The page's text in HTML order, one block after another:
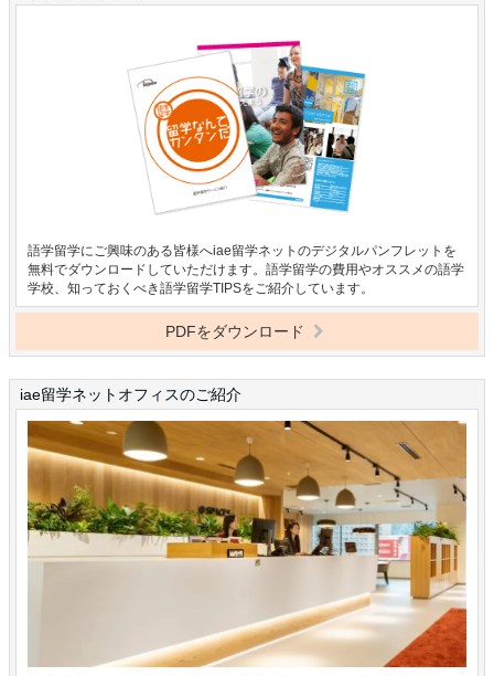
語学留学にご興味のある皆様へiae留学ネットのデジタルパンフレットを
無料でダウンロードしていただけます。語学留学の費用やオススメの語学
学校、知っておくべき語学留学TIPSをご紹介しています。
PDFをダウンロード
iae留学ネットオフィスのご紹介